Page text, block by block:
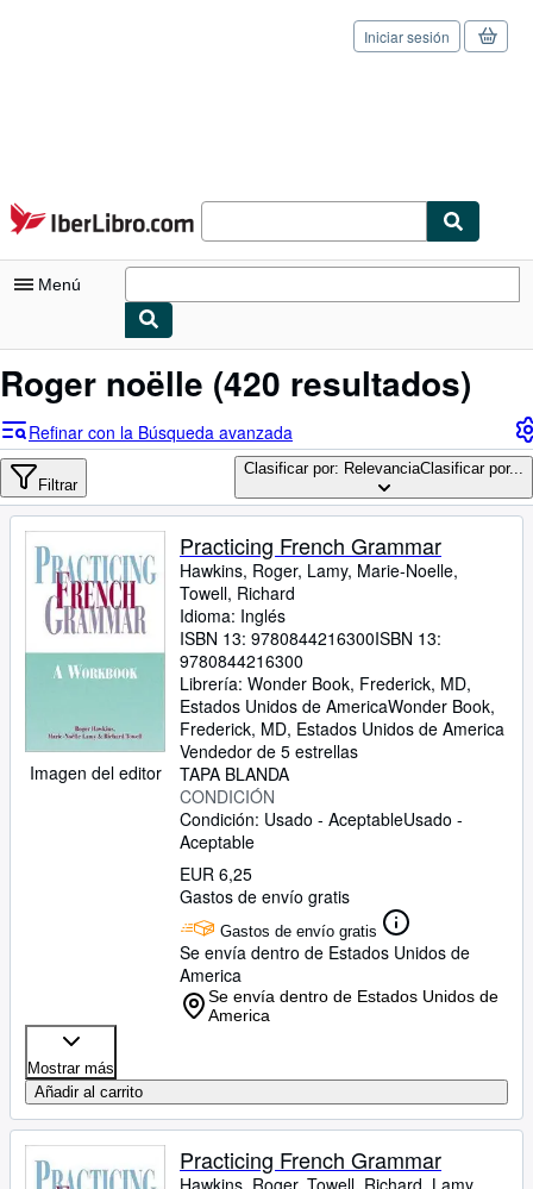
Pasar al contenido principal
IberLibro.com
Iniciar sesión
Menú
Mi cuenta
Consultar mis pedidos
Cerrar sesión
Búsqueda avanzada
Colecciones
Libros antiguos
Arte y coleccionismo
Vendedores
Ayuda
CERRAR
Roger noëlle (420 resultados)
Refinar con la Búsqueda avanzada
Filtrar
Clasificar por: RelevanciaClasificar por...
Imagen del editor
Practicing French Grammar
Hawkins, Roger, Lamy, Marie-Noelle,
Towell, Richard
Idioma: Inglés
ISBN 13: 9780844216300ISBN 13:
9780844216300
Librería: Wonder Book, Frederick, MD,
Estados Unidos de AmericaWonder Book,
Frederick, MD, Estados Unidos de America
Vendedor de 5 estrellas
TAPA BLANDA
CONDICIÓN
Condición: Usado - AceptableUsado -
Aceptable
EUR 6,25
Gastos de envío gratis
Gastos de envío gratis
Se envía dentro de Estados Unidos de
America
Se envía dentro de Estados Unidos de
America
Mostrar más
Añadir al carrito
Practicing French Grammar
Hawkins, Roger, Towell, Richard, Lamy,